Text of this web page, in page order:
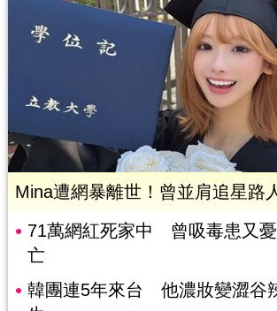
Mina遭網暴離世！曾並肩追星路
71萬網紅死家中 曾吸毒患又
亡
韓團連5年來台 他濃妝變澀谷